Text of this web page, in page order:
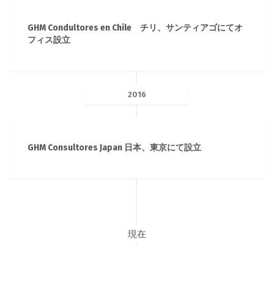
GHM Condultores en Chile チリ、サンティアゴにてオ
フィス設立
2016
GHM Consultores Japan 日本、東京にて設立
現在